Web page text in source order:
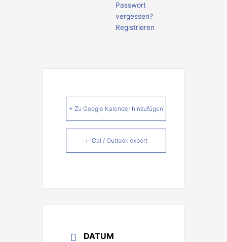
Passwort
vergessen?
Registrieren
+ Zu Google Kalender hinzufügen
+ iCal / Outlook export
DATUM